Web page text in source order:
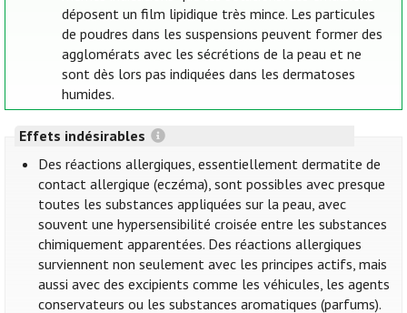
déposent un film lipidique très mince. Les particules
de poudres dans les suspensions peuvent former des
agglomérats avec les sécrétions de la peau et ne
sont dès lors pas indiquées dans les dermatoses
humides.
Effets indésirables
Des réactions allergiques, essentiellement dermatite de
contact allergique (eczéma), sont possibles avec presque
toutes les substances appliquées sur la peau, avec
souvent une hypersensibilité croisée entre les substances
chimiquement apparentées. Des réactions allergiques
surviennent non seulement avec les principes actifs, mais
aussi avec des excipients comme les véhicules, les agents
conservateurs ou les substances aromatiques (parfums).